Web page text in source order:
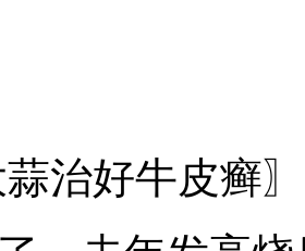
治好牛皮癣〗